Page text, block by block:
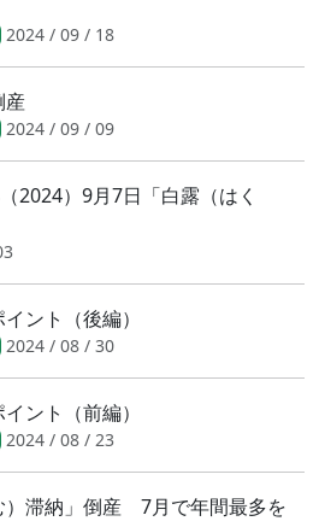
2024 / 09 / 18
産
2024 / 09 / 09
）9月7日「白露（はく
ント（後編）
2024 / 08 / 30
ント（前編）
2024 / 08 / 23
）滞納」倒産 7月で年間最多を